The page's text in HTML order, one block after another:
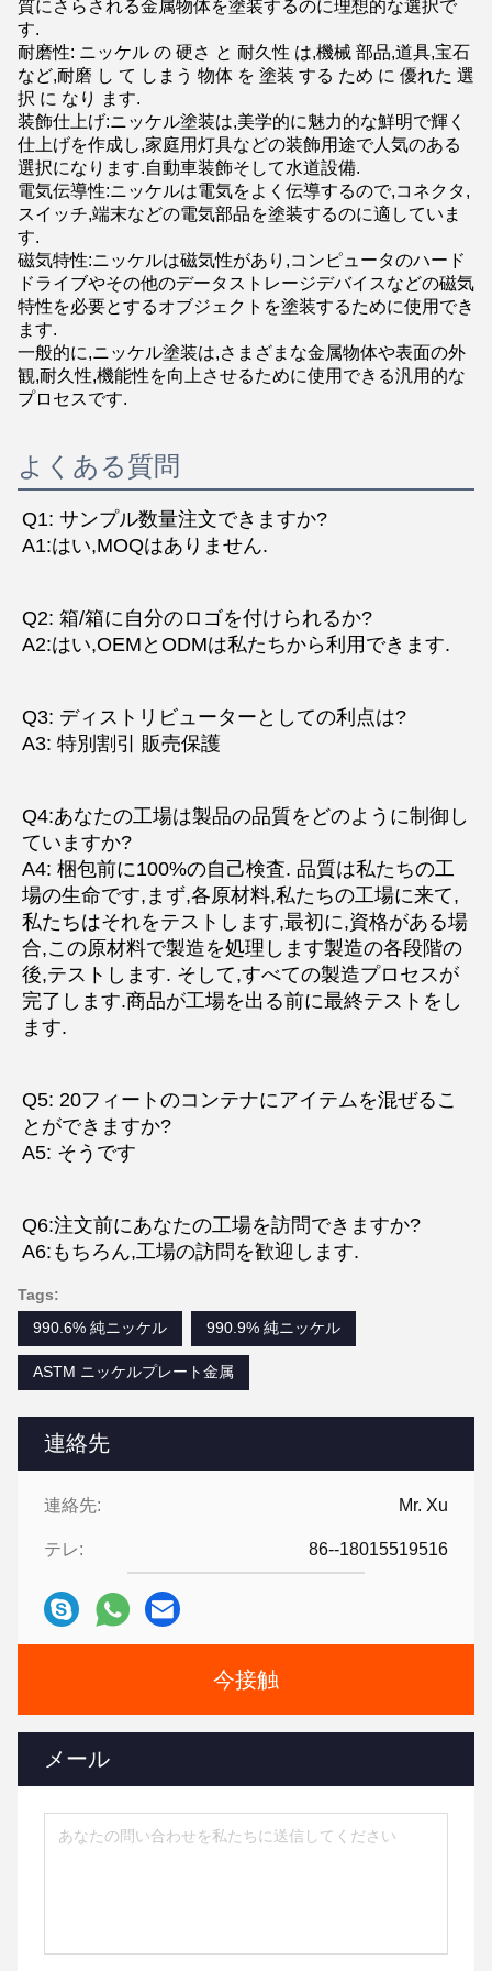
連絡先
連絡先: Mr. Xu
テレ: 86--18015519516
今接触
メール
質にさらされる金属物体を塗装するのに理想的な選択で
す.
耐磨性: ニッケル の 硬さ と 耐久性 は,機械 部品,道具,宝石
など,耐磨 し て しまう 物体 を 塗装 する ため に 優れた 選
択 に なり ます.
装飾仕上げ:ニッケル塗装は,美学的に魅力的な鮮明で輝く
仕上げを作成し,家庭用灯具などの装飾用途で人気のある
選択になります.自動車装飾そして水道設備.
電気伝導性:ニッケルは電気をよく伝導するので,コネクタ,
スイッチ,端末などの電気部品を塗装するのに適していま
す.
磁気特性:ニッケルは磁気性があり,コンピュータのハード
ドライブやその他のデータストレージデバイスなどの磁気
特性を必要とするオブジェクトを塗装するために使用でき
ます.
一般的に,ニッケル塗装は,さまざまな金属物体や表面の外
観,耐久性,機能性を向上させるために使用できる汎用的な
プロセスです.
よくある質問
Q1: サンプル数量注文できますか?
A1:はい,MOQはありません.
Q2: 箱/箱に自分のロゴを付けられるか?
A2:はい,OEMとODMは私たちから利用できます.
Q3: ディストリビューターとしての利点は?
A3: 特別割引 販売保護
Q4:あなたの工場は製品の品質をどのように制御し
ていますか?
A4: 梱包前に100%の自己検査. 品質は私たちの工
場の生命です,まず,各原材料,私たちの工場に来て,
私たちはそれをテストします,最初に,資格がある場
合,この原材料で製造を処理します製造の各段階の
後,テストします. そして,すべての製造プロセスが
完了します.商品が工場を出る前に最終テストをし
ます.
Q5: 20フィートのコンテナにアイテムを混ぜるこ
とができますか?
A5: そうです
Q6:注文前にあなたの工場を訪問できますか?
A6:もちろん,工場の訪問を歓迎します.
Tags:
990.6% 純ニッケル
990.9% 純ニッケル
ASTM ニッケルプレート金属